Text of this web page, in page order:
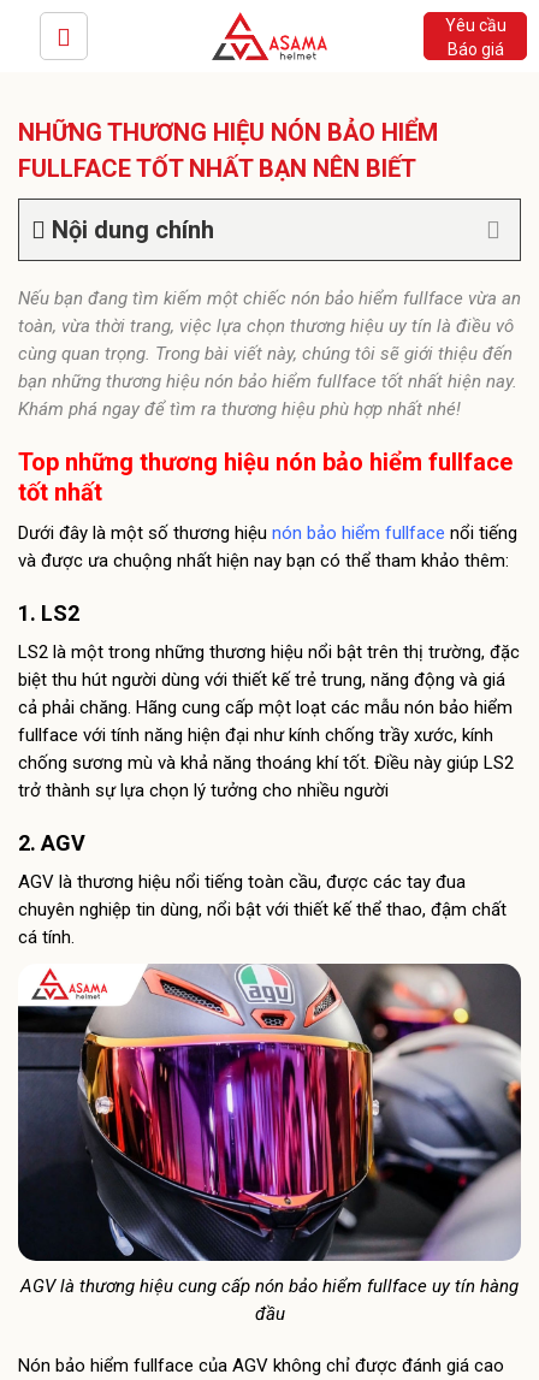
Yêu cầu
Báo giá
NHỮNG THƯƠNG HIỆU NÓN BẢO HIỂM
FULLFACE TỐT NHẤT BẠN NÊN BIẾT
Nội dung chính
Nếu bạn đang tìm kiếm một chiếc nón bảo hiểm fullface vừa an
toàn, vừa thời trang, việc lựa chọn thương hiệu uy tín là điều vô
cùng quan trọng. Trong bài viết này, chúng tôi sẽ giới thiệu đến
bạn những thương hiệu nón bảo hiểm fullface tốt nhất hiện nay.
Khám phá ngay để tìm ra thương hiệu phù hợp nhất nhé!
Top những thương hiệu nón bảo hiểm fullface
tốt nhất
Dưới đây là một số thương hiệu nón bảo hiểm fullface nổi tiếng
và được ưa chuộng nhất hiện nay bạn có thể tham khảo thêm:
1. LS2
LS2 là một trong những thương hiệu nổi bật trên thị trường, đặc
biệt thu hút người dùng với thiết kế trẻ trung, năng động và giá
cả phải chăng. Hãng cung cấp một loạt các mẫu nón bảo hiểm
fullface với tính năng hiện đại như kính chống trầy xước, kính
chống sương mù và khả năng thoáng khí tốt. Điều này giúp LS2
trở thành sự lựa chọn lý tưởng cho nhiều người
2. AGV
AGV là thương hiệu nổi tiếng toàn cầu, được các tay đua
chuyên nghiệp tin dùng, nổi bật với thiết kế thể thao, đậm chất
cá tính.
AGV là thương hiệu cung cấp nón bảo hiểm fullface uy tín hàng
đầu
Nón bảo hiểm fullface của AGV không chỉ được đánh giá cao